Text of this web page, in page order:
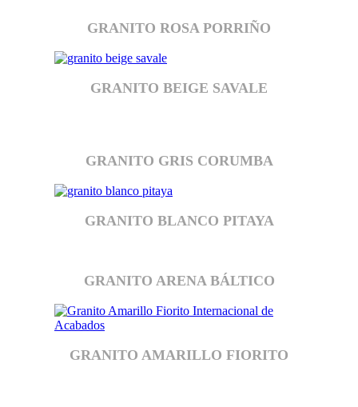
GRANITO ROSA PORRIÑO
GRANITO BEIGE SAVALE
GRANITO GRIS CORUMBA
GRANITO BLANCO PITAYA
GRANITO ARENA BÁLTICO
GRANITO AMARILLO FIORITO